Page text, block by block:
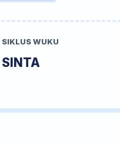
SIKLUS WUKU
SINTA